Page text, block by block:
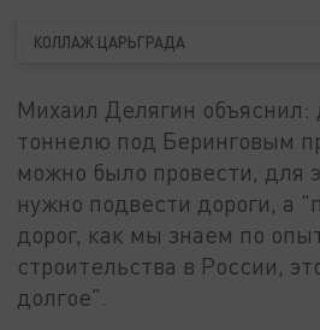
КОЛЛАЖ ЦАРЬГРАДА
Михаил Делягин объяснил:
тоннелю под Беринговым
можно было провести, для
нужно подвести дороги, а
дорог, как мы знаем по
строительства в России,
долгое".